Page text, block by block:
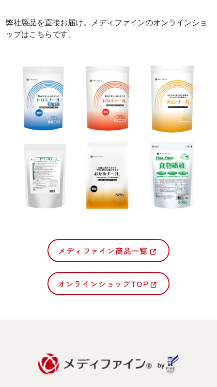
弊社製品を直接お届け。メディファインのオンラインショ
ップはこちらです。
メディファイン商品一覧
オンラインショップTOP